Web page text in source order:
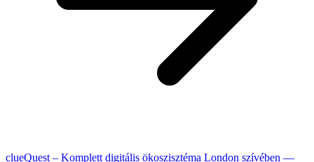
clueQuest – Komplett digitális ökoszisztéma London szívében —